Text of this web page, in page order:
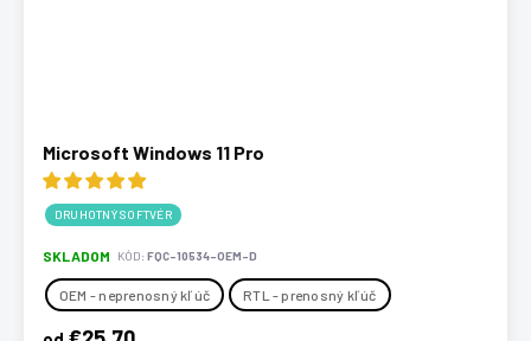
Microsoft Windows 11 Pro
DRUHOTNÝ SOFTVÉR
SKLADOM KÓD: FQC-10534-OEM-D
OEM - neprenosný kľúč RTL - prenosný kľúč